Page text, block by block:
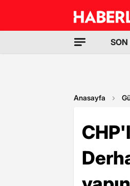
Anasayfa